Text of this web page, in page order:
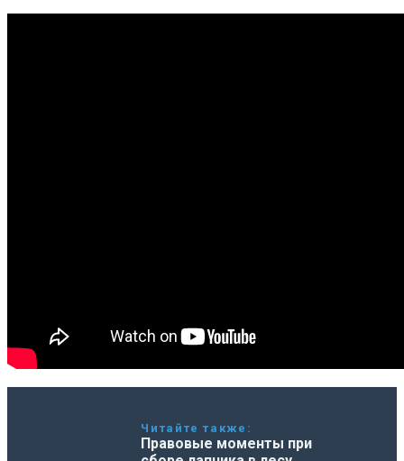
Читайте также:
Правовые моменты при